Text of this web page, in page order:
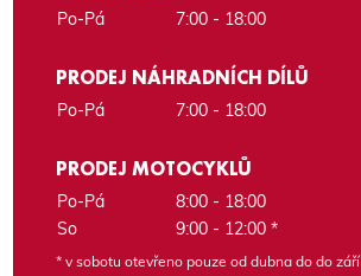
Po-Pá 7:00 - 18:00
PRODEJ NÁHRADNÍCH DÍLŮ
Po-Pá 7:00 - 18:00
PRODEJ MOTOCYKLŮ
Po-Pá
8:00 - 18:00
So
9:00 - 12:00 *
* v sobotu otevřeno pouze od dubna do do září